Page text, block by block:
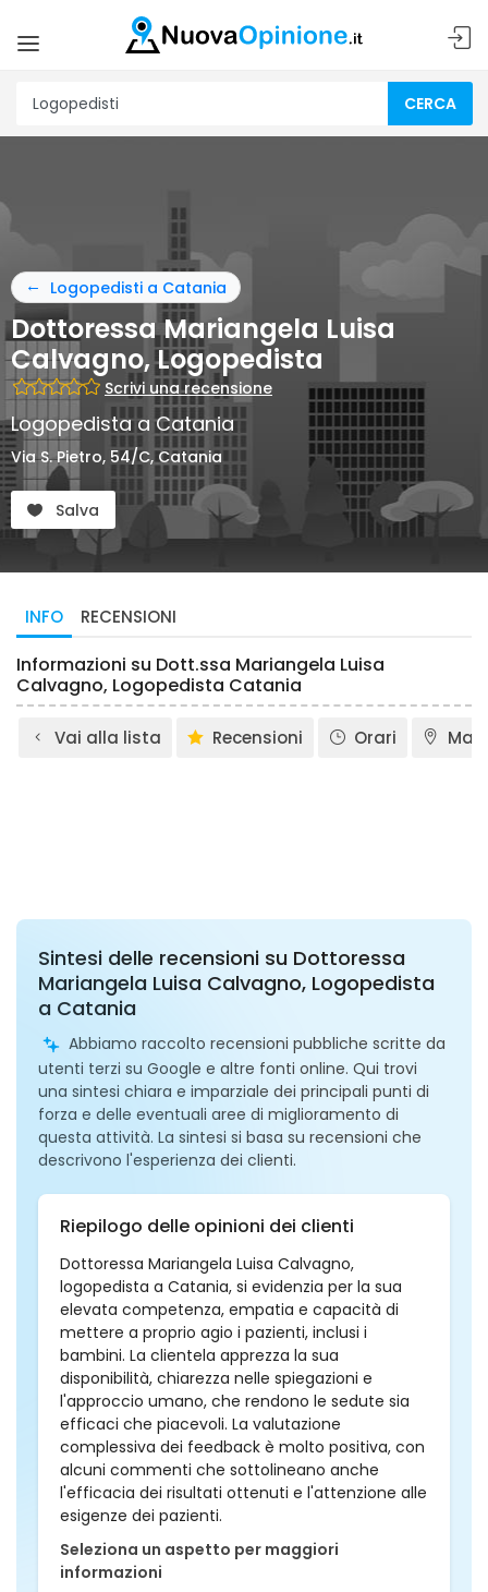
CERCA
Logopedisti a Catania
Dottoressa Mariangela Luisa
Calvagno, Logopedista
Scrivi una recensione
Logopedista a Catania
Via S. Pietro, 54/C, Catania
Salva
INFO RECENSIONI
Informazioni su Dott.ssa Mariangela Luisa
Calvagno, Logopedista Catania
Vai alla lista Recensioni Orari
Sintesi delle recensioni su Dottoressa
Mariangela Luisa Calvagno, Logopedista
a Catania
Abbiamo raccolto recensioni pubbliche scritte da
utenti terzi su Google e altre fonti online. Qui trovi
una sintesi chiara e imparziale dei principali punti di
forza e delle eventuali aree di miglioramento di
questa attività. La sintesi si basa su recensioni che
descrivono l'esperienza dei clienti.
Riepilogo delle opinioni dei clienti
Dottoressa Mariangela Luisa Calvagno,
logopedista a Catania, si evidenzia per la sua
elevata competenza, empatia e capacità di
mettere a proprio agio i pazienti, inclusi i
bambini. La clientela apprezza la sua
disponibilità, chiarezza nelle spiegazioni e
l'approccio umano, che rendono le sedute sia
efficaci che piacevoli. La valutazione
complessiva dei feedback è molto positiva, con
alcuni commenti che sottolineano anche
l'efficacia dei risultati ottenuti e l'attenzione alle
esigenze dei pazienti.
Seleziona un aspetto per maggiori
informazioni